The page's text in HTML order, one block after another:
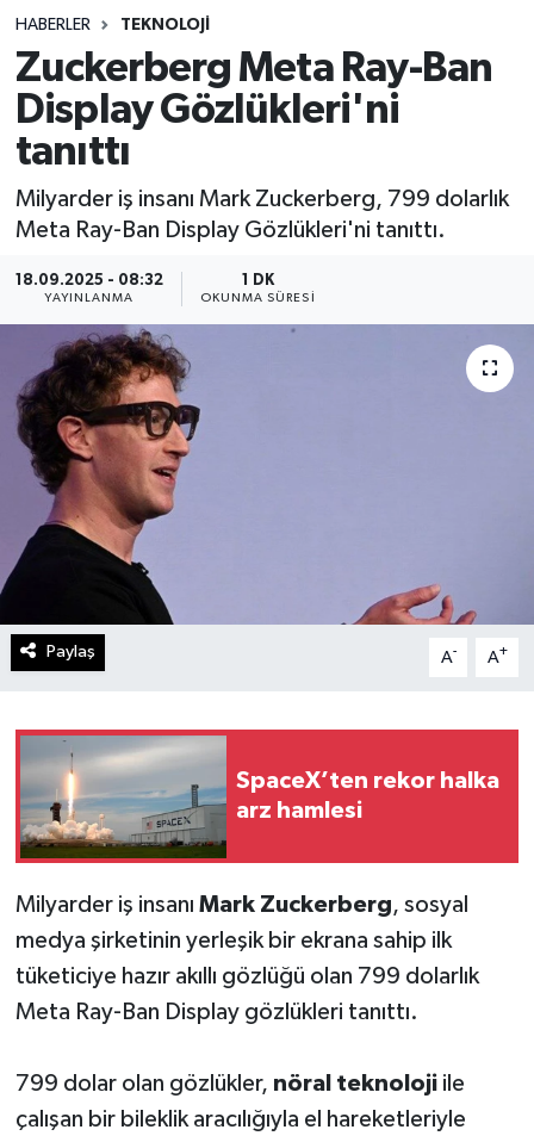
HABERLER TEKNOLOJI
Zuckerberg Meta Ray-Ban
Display Gözlükleri'ni
tanıttı
Milyarder iş insanı Mark Zuckerberg, 799 dolarlık
Meta Ray-Ban Display Gözlükleri'ni tanıttı.
18.09.2025 - 08:32
YAYINLANMA
1 DK
OKUNMA SÜRESI
Paylaş A- A+
SpaceX’ten rekor halka
arz hamlesi
Milyarder iş insanı Mark Zuckerberg, sosyal
medya şirketinin yerleşik bir ekrana sahip ilk
tüketiciye hazır akıllı gözlüğü olan 799 dolarlık
Meta Ray-Ban Display gözlükleri tanıttı.
799 dolar olan gözlükler, nöral teknoloji ile
çalışan bir bileklik aracılığıyla el hareketleriyle
Spor
Teknoloji
Yaşam